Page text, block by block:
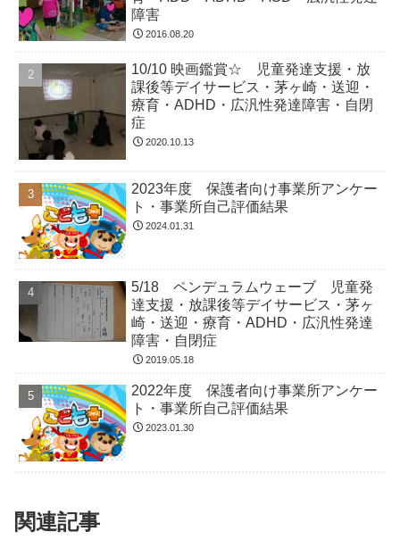
障害
2016.08.20
10/10 映画鑑賞☆ 児童発達支援・放
課後等デイサービス・茅ヶ崎・送迎・
療育・ADHD・広汎性発達障害・自閉
症
2020.10.13
2023年度 保護者向け事業所アンケー
ト・事業所自己評価結果
2024.01.31
5/18 ペンデュラムウェーブ 児童発
達支援・放課後等デイサービス・茅ヶ
崎・送迎・療育・ADHD・広汎性発達
障害・自閉症
2019.05.18
2022年度 保護者向け事業所アンケー
ト・事業所自己評価結果
2023.01.30
関連記事